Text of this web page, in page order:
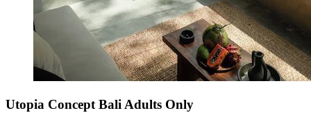
Utopia Concept Bali Adults Only